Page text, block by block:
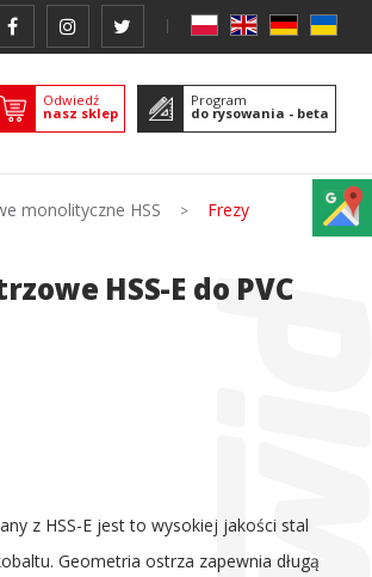
Odwiedź
nasz sklep
Program
do rysowania - beta
monolityczne HSS
Frezy
HSS-E do PVC
z HSS-E jest to wysokiej jakości stal
Geometria ostrza zapewnia długą